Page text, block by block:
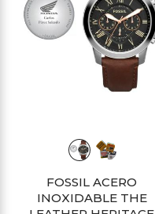
FOSSIL ACERO
INOXIDABLE THE